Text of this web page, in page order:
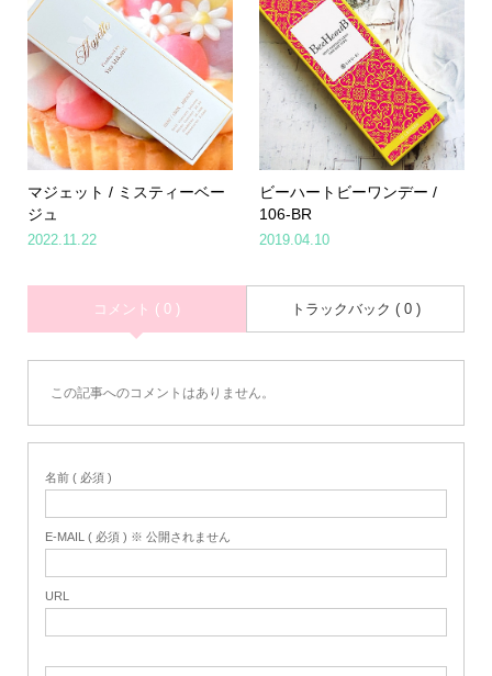
マジェット / ミスティーベー
ジュ
2022.11.22
ビーハートビーワンデー /
106-BR
2019.04.10
コメント ( 0 ) トラックバック ( 0 )
この記事へのコメントはありません。
名前 ( 必須 )
E-MAIL ( 必須 ) ※ 公開されません
URL